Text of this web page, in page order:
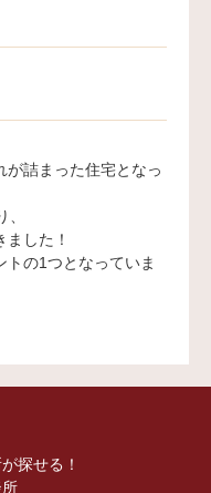
が詰まった住宅となっ
した！
トの1つとなっていま
探せる！